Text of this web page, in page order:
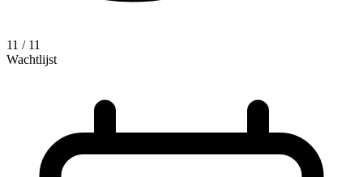
11 / 11
Wachtlijst